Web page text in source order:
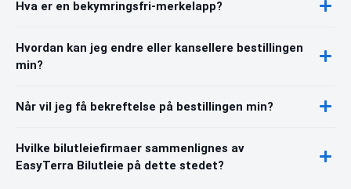
Hva er en bekymringsfri-merkelapp?
Hvordan kan jeg endre eller kansellere bestillingen
min?
Når vil jeg få bekreftelse på bestillingen min?
Hvilke bilutleiefirmaer sammenlignes av
EasyTerra Bilutleie på dette stedet?